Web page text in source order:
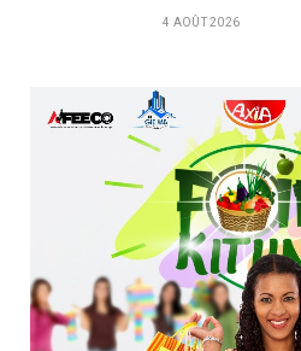
4 AOÛT 2026